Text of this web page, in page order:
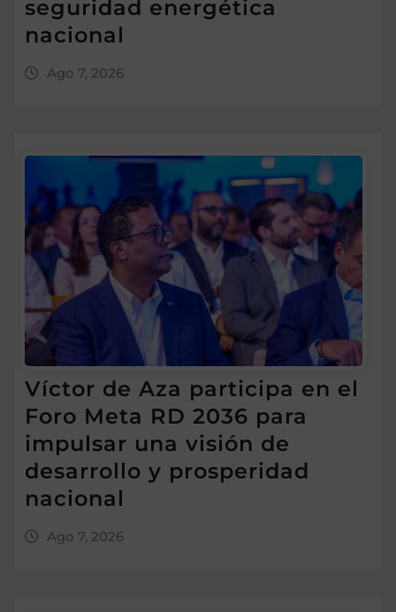
seguridad energética
nacional
Ago 7, 2026
Víctor de Aza participa en el
Foro Meta RD 2036 para
impulsar una visión de
desarrollo y prosperidad
nacional
Ago 7, 2026